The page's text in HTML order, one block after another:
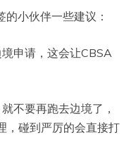
小伙伴一些建议：
申请，这会让CBSA
不要再跑去边境了，
，碰到严厉的会直接打